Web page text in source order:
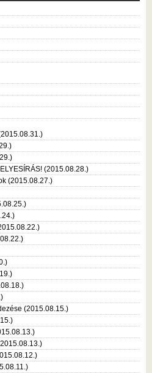
(2015.08.28.)
(2015.08.27.)
(2015.08.15.)